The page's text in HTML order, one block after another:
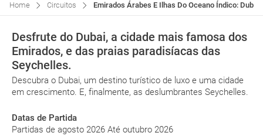
Home Circuitos Emirados Árabes E Ilhas Do Oceano Índico:
Desfrute do Dubai, a cidade mais famosa dos
Emirados, e das praias paradisíacas das
Seychelles.
Descubra o Dubai, um destino turístico de luxo e uma cidade
em crescimento. E, finalmente, as deslumbrantes Seychelles.
Datas de Partida
Partidas de agosto 2026 Até outubro 2026